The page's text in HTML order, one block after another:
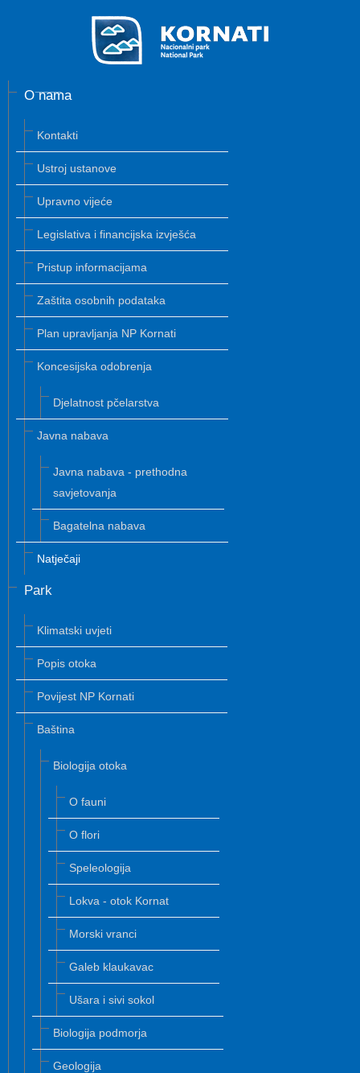
O nama
Kontakti
Ustroj ustanove
Upravno vijeće
Legislativa i financijska izvješća
Pristup informacijama
Zaštita osobnih podataka
Plan upravljanja NP Kornati
Koncesijska odobrenja
Djelatnost pčelarstva
Javna nabava
Javna nabava - prethodna
savjetovanja
Bagatelna nabava
Natječaji
Park
Klimatski uvjeti
Popis otoka
Povijest NP Kornati
Baština
Biologija otoka
O fauni
O flori
Speleologija
Lokva - otok Kornat
Morski vranci
Galeb klaukavac
Ušara i sivi sokol
Biologija podmorja
Geologija